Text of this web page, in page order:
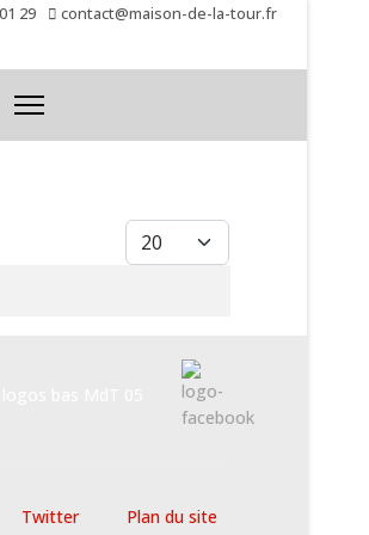
29 contact@maison-de-la-tour.fr
Afficher #
Twitter
Plan du site